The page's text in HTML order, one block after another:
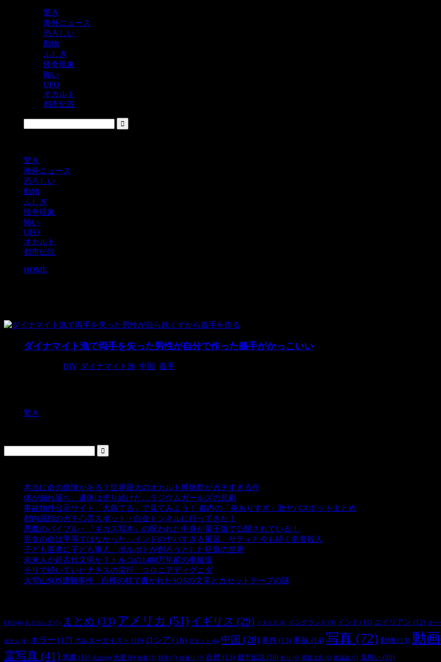
驚き
海外ニュース
恐ろしい
動物
ふしぎ
怪奇現象
怖い
UFO
オカルト
都市伝説
驚き
海外ニュース
恐ろしい
動物
ふしぎ
怪奇現象
怖い
UFO
オカルト
都市伝説
HOME
ダイナマイト漁で両手を失った男性が自分で作った義手がかっこいい
DIY, ダイナマイト漁 中国 義手
驚き
本当に命の危険がある？世界最大のオカルト博物館がガチすぎる件
体が崩れ落ち、遺体は光り続けた…ラジウムガールズの悲劇
事故物件公示サイト「大島てる」で見てみよう！ 都内の「炎ありすぎ」激ヤバスポットまとめ
都内屈指のガチ心霊スポット・白金トンネルに行ってきた！
悪魔のバイブル・『ギガス写本』の呪われた中身が電子版で公開されている！
男女の命は平等ではなかった…インドのヤバすぎる風習、サティと今も続く名誉殺人
子ども医者に子ども軍人、ポルポトが創ろうとした狂気の世界
未来人か超古代文明か？トルコの1400万年前の車輪痕
チリで続いていたナチスの蛮行、コロニアディグニダ- 2,895 ビュー
大雪山SOS遭難事件 白樺の枝で書かれたSOSの文字とカセットテープの謎
UFO (6) おそロシア (7) まとめ (33) アメリカ (51) イギリス (29) イタリア (6) イングランド (9) インド (11) エイリアン (12) オー
ホテル (6) ホラー (17) ポルターガイスト (10) ロシア (16) ロボット (6) 中国 (28) 事件 (13) 事故 (14) 写真 (72) 動物 (13) 動画
霊写真 (41) 悪魔 (11) 火山 (6) 火星 (9) 画像 (7) 科学 (7) 自撮り (7) 自然 (13) 都市伝説 (10) 釣り (6) 閲覧注意 (6) 陰謀論 (7) 鬼怖い (10)